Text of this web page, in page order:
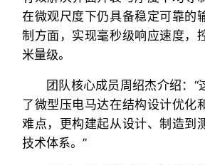
在微观尺度下仍具备稳定可靠的
制方面，实现毫秒级响应速度，
米量级。
团队核心成员周绍杰介绍：“
了微型压电马达在结构设计优化
难点，更构建起从设计、制造到
技术体系。”